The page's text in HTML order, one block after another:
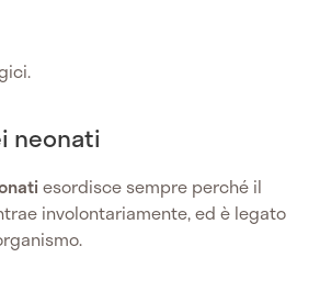
neonati
esordisce sempre perché il
involontariamente, ed è legato